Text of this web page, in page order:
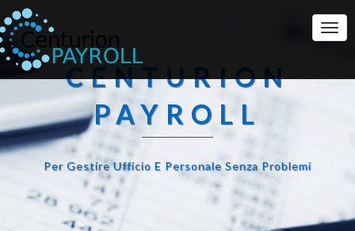
CENTURION
PAYROLL
Per Gestire Ufficio E Personale Senza Problemi